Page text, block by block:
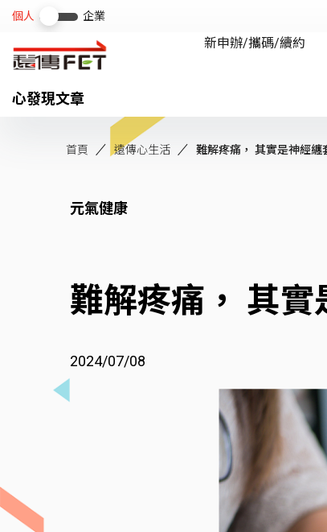
心發現文章
首頁 遠傳心生活 難解疼痛， 其實是神經纏
元氣健康
難解疼痛， 其實
2024/07/08